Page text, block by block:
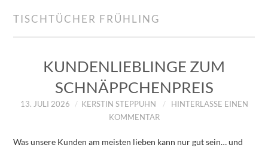
ÜBER UNS
ZUM SHOP
DATENSCHUTZERKLÄRUNG
TISCHTÜCHER FRÜHLING
KUNDENLIEBLINGE ZUM
SCHNÄPPCHENPREIS
13. JULI 2026 KERSTIN STEPPUHN
HINTERLASSE EINEN
KOMMENTAR
Was unsere Kunden am meisten lieben kann nur gut sein… und